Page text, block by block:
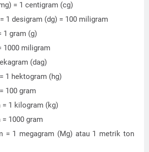
= 1 centigram (cg)
1 desigram (dg) = 100 miligram
1 gram (g)
1000 miligram
(dag)
1 hektogram (hg)
100 gram
= 1 kilogram (kg)
1000 gram
= 1 megagram (Mg) atau 1 metrik ton